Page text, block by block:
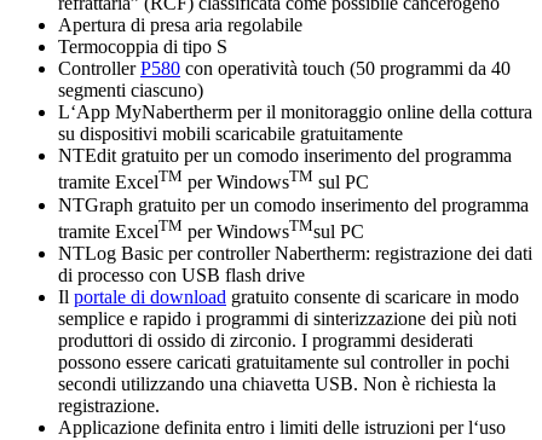
Apertura di presa aria regolabile
Termocoppia di tipo S
ControllerP580 con operatività touch (50 programmi da 40
segmenti ciascuno)
L‘App MyNabertherm per il monitoraggio online della cottura
su dispositivi mobili scaricabile gratuitamente
NTEdit gratuito per un comodo inserimento del programma
tramite ExcelTM per WindowsTM sul PC
NTGraph gratuito per un comodo inserimento del programma
tramite ExcelTM per WindowsTMsul PC
NTLog Basic per controller Nabertherm: registrazione dei dati
di processo con USB flash drive
Il portale di download gratuito consente di scaricare in modo
semplice e rapido i programmi di sinterizzazione dei più noti
produttori di ossido di zirconio. I programmi desiderati
possono essere caricati gratuitamente sul controller in pochi
secondi utilizzando una chiavetta USB. Non è richiesta la
registrazione.
Applicazione definita entro i limiti delle istruzioni per l‘uso